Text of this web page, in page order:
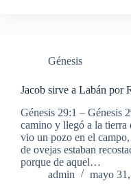
Génesis
Jacob sirve a Labán por
Génesis 29:1 – Génesis
camino y llegó a la tierra
vio un pozo en el
de ovejas estaban
porque de aquel…
admin
mayo